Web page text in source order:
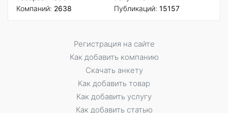
Компаний: 2638
Публикаций: 15157
Регистрация на сайте
Как добавить компанию
Скачать анкету
Как добавить товар
Как добавить услугу
Как добавить статью